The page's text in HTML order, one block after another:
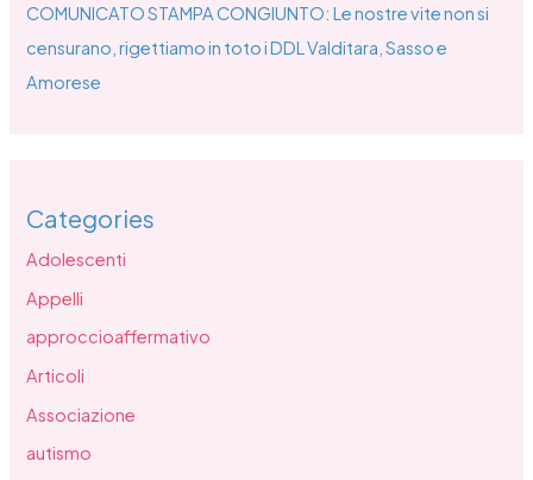
COMUNICATO STAMPA CONGIUNTO: Le nostre vite non si
censurano, rigettiamo in toto i DDL Valditara, Sasso e
Amorese
Categories
Adolescenti
Appelli
approccioaffermativo
Articoli
Associazione
autismo